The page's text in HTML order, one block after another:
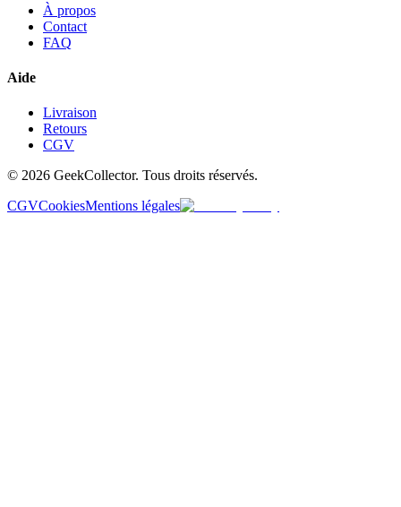
À propos
Contact
FAQ
Aide
Livraison
Retours
CGV
© 2026 GeekCollector. Tous droits réservés.
CGVCookiesMentions légales